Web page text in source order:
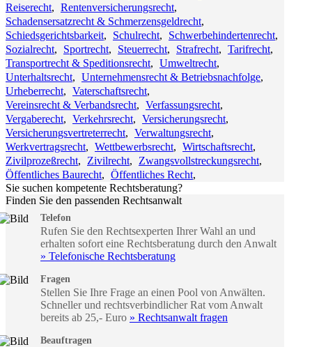
Reiserecht, Rentenversicherungsrecht,
Schadensersatzrecht & Schmerzensgeldrecht,
Schiedsgerichtsbarkeit, Schulrecht, Schwerbehindertenrecht,
Sozialrecht, Sportrecht, Steuerrecht, Strafrecht, Tarifrecht,
Transportrecht & Speditionsrecht, Umweltrecht,
Unterhaltsrecht, Unternehmensrecht & Betriebsnachfolge,
Urheberrecht, Vaterschaftsrecht,
Vereinsrecht & Verbandsrecht, Verfassungsrecht,
Vergaberecht, Verkehrsrecht, Versicherungsrecht,
Versicherungsvertreterrecht, Verwaltungsrecht,
Werkvertragsrecht, Wettbewerbsrecht, Wirtschaftsrecht,
Zivilprozeßrecht, Zivilrecht, Zwangsvollstreckungsrecht,
Öffentliches Baurecht, Öffentliches Recht,
Sie suchen kompetente Rechtsberatung?
Finden Sie den passenden Rechtsanwalt
Telefon
Rufen Sie den Rechtsexperten Ihrer Wahl an und
erhalten sofort eine Rechtsberatung durch den Anwalt
» Telefonische Rechtsberatung
Fragen
Stellen Sie Ihre Frage an einen Pool von Anwälten.
Schneller und rechtsverbindlicher Rat vom Anwalt
bereits ab 25,- Euro » Rechtsanwalt fragen
Beauftragen